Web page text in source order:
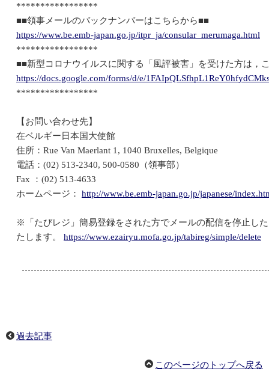
*****************
■■領事メールのバックナンバーはこちらから■■
https://www.be.emb-japan.go.jp/itpr_ja/consular_merumaga.html
*****************
■■新型コロナウイルスに関する「風評被害」を受けた方は，
https://docs.google.com/forms/d/e/
*****************
【お問い合わせ先】
在ベルギー日本国大使館
住所：Rue Van Maerlant 1, 1040 Bruxelles, Belgique
電話：(02) 513-2340, 500-0580（領事部）
Fax ：(02) 513-4633
ホームページ： http://www.be.emb-japan.go.jp/japanese/
※「たびレジ」簡易登録をされた方でメールの配信を停止し
たします。 https://www.ezairyu.mofa.go.jp/tabireg/simple/delete
過去記事
このページのトップへ戻る